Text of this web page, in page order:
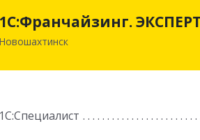
1С:Франчайзинг. ЭКСПЕРТ
Новошахтинск
1С:Специалист
1С:Франчайзинг. ЭКСПЕРТ